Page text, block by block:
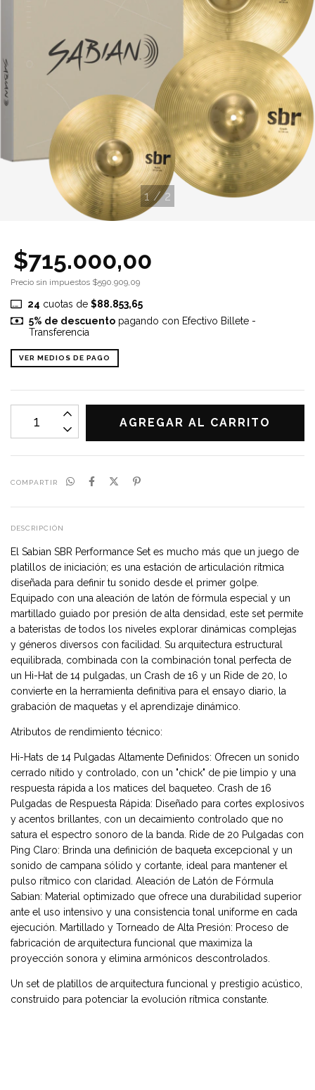
1/2
$715.000,00
Precio sin impuestos $590.909,09
24 cuotas de $88.853,65
5% de descuentopagando con Efectivo Billete -
Transferencia
VER MEDIOS DE PAGO
COMPARTIR
DESCRIPCIÓN
El Sabian SBR Performance Set es mucho más que un juego de
platillos de iniciación; es una estación de articulación rítmica
diseñada para definir tu sonido desde el primer golpe.
Equipado con una aleación de latón de fórmula especial y un
martillado guiado por presión de alta densidad, este set permite
a bateristas de todos los niveles explorar dinámicas complejas
y géneros diversos con facilidad. Su arquitectura estructural
equilibrada, combinada con la combinación tonal perfecta de
un Hi-Hat de 14 pulgadas, un Crash de 16 y un Ride de 20, lo
convierte en la herramienta definitiva para el ensayo diario, la
grabación de maquetas y el aprendizaje dinámico.
Atributos de rendimiento técnico:
Hi-Hats de 14 Pulgadas Altamente Definidos: Ofrecen un sonido
cerrado nítido y controlado, con un "chick" de pie limpio y una
respuesta rápida a los matices del baqueteo. Crash de 16
Pulgadas de Respuesta Rápida: Diseñado para cortes explosivos
y acentos brillantes, con un decaimiento controlado que no
satura el espectro sonoro de la banda. Ride de 20 Pulgadas con
Ping Claro: Brinda una definición de baqueta excepcional y un
sonido de campana sólido y cortante, ideal para mantener el
pulso rítmico con claridad. Aleación de Latón de Fórmula
Sabian: Material optimizado que ofrece una durabilidad superior
ante el uso intensivo y una consistencia tonal uniforme en cada
ejecución. Martillado y Torneado de Alta Presión: Proceso de
fabricación de arquitectura funcional que maximiza la
proyección sonora y elimina armónicos descontrolados.
Un set de platillos de arquitectura funcional y prestigio acústico,
construido para potenciar la evolución rítmica constante.